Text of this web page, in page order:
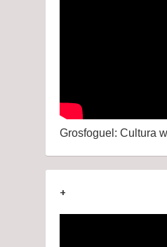
Grosfoguel: Cultura
+